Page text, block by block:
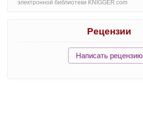
электронной библиотеки KNIGGER.com
Рецензии
Написать рецензию